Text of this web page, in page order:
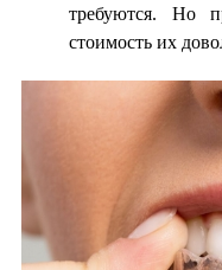
требуются. Но
стоимость их